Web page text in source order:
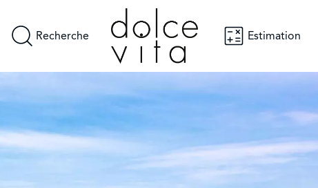
Recherche Estimation